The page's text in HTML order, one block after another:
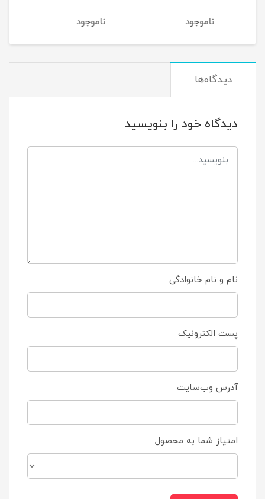
ناموجود ناموجود
دیدگاه‌ها
دیدگاه خود را بنویسید
نام و نام خانوادگی
پست الکترونیک
آدرس وب‌سایت
امتیاز شما به محصول